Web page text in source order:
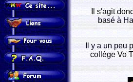
Il s'agit
basé à
Il y a un peu
collège Vo